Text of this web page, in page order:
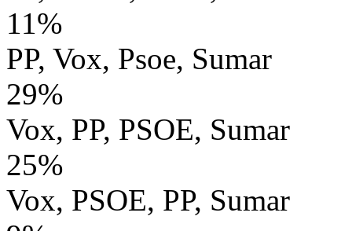
11%
PP, Vox, Psoe, Sumar
29%
Vox, PP, PSOE, Sumar
25%
Vox, PSOE, PP, Sumar